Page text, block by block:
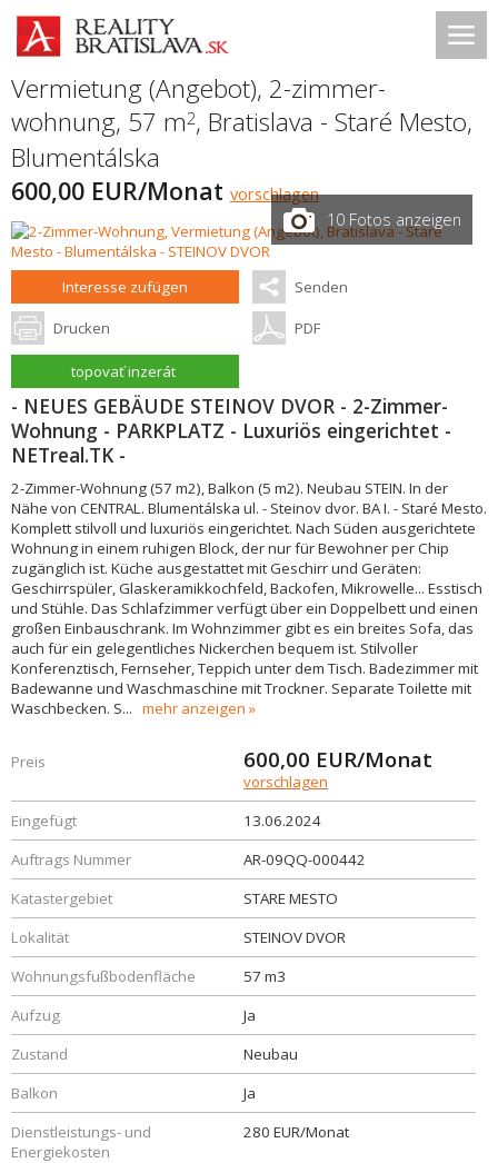
Vermietung (Angebot), 2-zimmer-
wohnung, 57 m2, Bratislava - Staré Mesto,
Blumentálska
600,00 EUR/Monat vorschlagen
10 Fotos anzeigen
Interesse zufügen Senden
Drucken PDF
topovať inzerát
- NEUES GEBÄUDE STEINOV DVOR - 2-Zimmer-
Wohnung - PARKPLATZ - Luxuriös eingerichtet -
NETreal.TK -
2-Zimmer-Wohnung (57 m2), Balkon (5 m2). Neubau STEIN. In der
Nähe von CENTRAL. Blumentálska ul. - Steinov dvor. BA I. - Staré Mesto.
Komplett stilvoll und luxuriös eingerichtet. Nach Süden ausgerichtete
Wohnung in einem ruhigen Block, der nur für Bewohner per Chip
zugänglich ist. Küche ausgestattet mit Geschirr und Geräten:
Geschirrspüler, Glaskeramikkochfeld, Backofen, Mikrowelle... Esstisch
und Stühle. Das Schlafzimmer verfügt über ein Doppelbett und einen
großen Einbauschrank. Im Wohnzimmer gibt es ein breites Sofa, das
auch für ein gelegentliches Nickerchen bequem ist. Stilvoller
Konferenztisch, Fernseher, Teppich unter dem Tisch. Badezimmer mit
Badewanne und Waschmaschine mit Trockner. Separate Toilette mit
Waschbecken. S... mehr anzeigen
Preis 600,00 EUR/Monat
vorschlagen
Eingefügt
13.06.2024
Auftrags Nummer
AR-09QQ-000442
Katastergebiet
STARE MESTO
Lokalität
STEINOV DVOR
Wohnungsfußbodenfläche
57 m3
Aufzug
Ja
Zustand
Neubau
Balkon
Ja
Dienstleistungs- und
Energiekosten
280 EUR/Monat